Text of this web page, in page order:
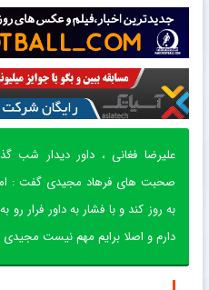
علیرضا فغانی ، داور دیدار شب
صحبت های فرهاد مجیدی گفت :
به‌ روز کند و با فشار به داور فرار
دارم و اصلا برایم مهم نیست